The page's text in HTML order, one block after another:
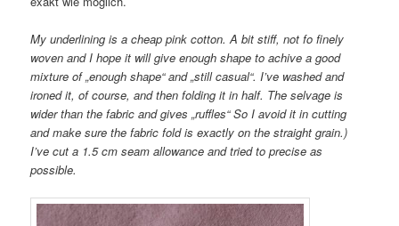
My underlining is a cheap pink cotton. A bit stiff, not fo finely
woven and I hope it will give enough shape to achive a good
mixture of „enough shape“ and „still casual“. I’ve washed and
ironed it, of course, and then folding it in half. The selvage is
wider than the fabric and gives „ruffles“ So I avoid it in cutting
and make sure the fabric fold is exactly on the straight grain.)
I’ve cut a 1.5 cm seam allowance and tried to precise as
possible.